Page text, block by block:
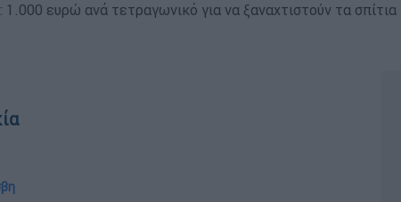
ευρώ ανά τετραγωνικό για να ξαναχτιστούν τα σπίτια